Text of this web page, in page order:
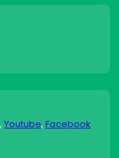
, Youtube, Facebook